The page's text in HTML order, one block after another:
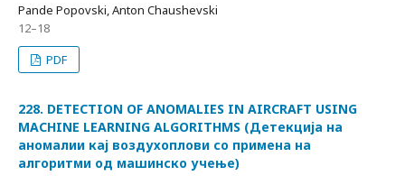
Pande Popovski, Anton Chaushevski
12–18
PDF
228. DETECTION OF ANOMALIES IN AIRCRAFT USING
MACHINE LEARNING ALGORITHMS (Детекција на
аномалии кај воздухоплови со примена на
алгоритми од машинско учење)